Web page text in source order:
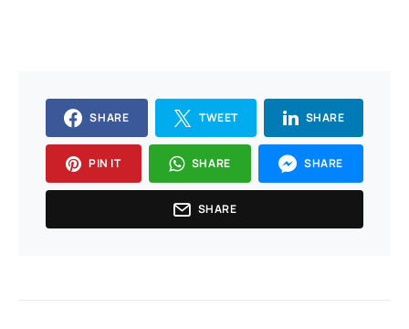
SHARE TWEET SHARE
PIN IT SHARE SHARE
SHARE